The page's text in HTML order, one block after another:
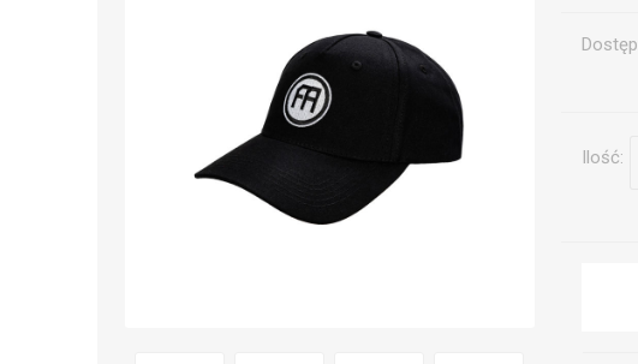
Ilość: